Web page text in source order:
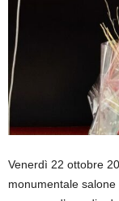
Venerdì 22 ottobre
monumentale